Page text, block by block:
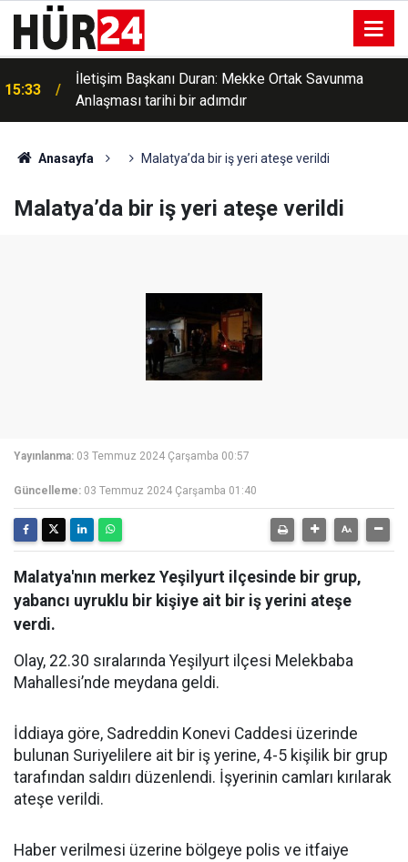
15:33
İletişim Başkanı Duran: Mekke Ortak Savunma
Anlaşması tarihi bir adımdır
Anasayfa Malatya’da bir iş yeri ateşe verildi
Malatya’da bir iş yeri ateşe verildi
Yayınlanma: 03 Temmuz 2024 Çarşamba 00:57
Güncelleme: 03 Temmuz 2024 Çarşamba 01:40
Malatya'nın merkez Yeşilyurt ilçesinde bir grup,
yabancı uyruklu bir kişiye ait bir iş yerini ateşe
verdi.
Olay, 22.30 sıralarında Yeşilyurt ilçesi Melekbaba
Mahallesi’nde meydana geldi.
İddiaya göre, Sadreddin Konevi Caddesi üzerinde
bulunan Suriyelilere ait bir iş yerine, 4-5 kişilik bir grup
tarafından saldırı düzenlendi. İşyerinin camları kırılarak
ateşe verildi.
Haber verilmesi üzerine bölgeye polis ve itfaiye